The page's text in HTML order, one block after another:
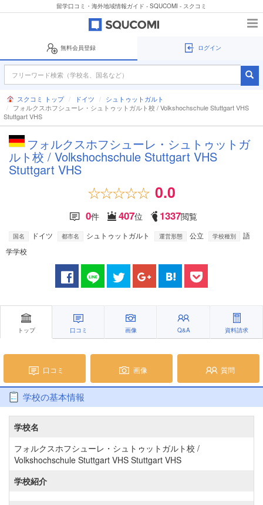
留学口コミ・海外地域情報ガイド - SQUCOMI - スクコミ
無料会員登録 ログイン
スクコミ トップ ドイツ
シュトゥットガルト
フォルクスホフシューレ・シュトゥットガルト校 / Volkshochschule Stuttgart VHS
Stuttgart VHS
フォルクスホフシューレ・シュトゥットガ
ルト校 / Volkshochschule Stuttgart VHS
Stuttgart VHS
0.0
0件 407位 1337閲覧
国名 ドイツ 都市名 シュトゥットガルト 運営形態 公立 学校種別
語
学学校
トップ 口コミ 画像 Q&A 資料請求
口コミ 画像 質問
学校の基本情報
学校名
フォルクスホフシューレ・シュトゥットガルト校 /
Volkshochschule Stuttgart VHS Stuttgart VHS
学校紹介